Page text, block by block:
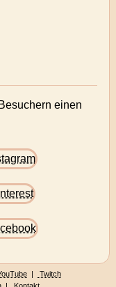
einen
|
Twitch